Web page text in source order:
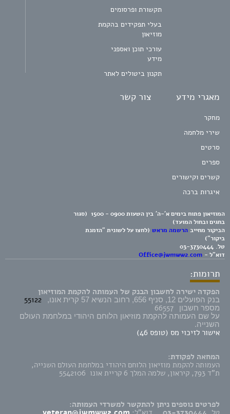
תקשורת ופרסומים
בעלי תפקידים בהקמת
מוזיאון
עורכי תוכן ואספני
מידע
תקנון ביטולים לאתר
מאגרי מידע
מחקר
שירי מלחמה
סרטים
ספרים
קשרים וקישורים
איגרות ברכה
צור קשר
המוזיאון פתוח בימים א'-ה' בין השעות 0900 - 1500 (סגור
בחגים ובחול המועד)
הביקור מחייב הרשמה מראש (לחצו על לשונית "הזמנת
ביקור")
טל. 03-3730444
דוא"ל - Office@jwmww2.com
תרומות:
הפקדה ישירה לחשבון הבנק של העמותה להקמת המוזיאון
בנק הפועלים 12, סניף 656, רחוב הנשיא 57 קרית אונו, 55122
מספר חשבון 66557
על שם העמותה להקמת מוזיאון הלוחם היהודי במלחמת העולם
השנייה.
אישור לזיכוי מס (טופס 46)
המחאה לפקודת:
העמותה להקמת מוזיאון הלוחם היהודי במלחמת העולם השנייה,
ת"ד 793, קיראון, שלמה המלך 6 קריית אונו 5542106
לפרטים נוספים ניתן להתקשר למשרדי העמותה: